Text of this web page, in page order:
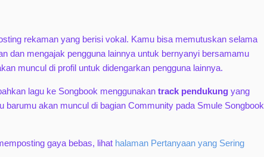
rekaman yang berisi vokal. Kamu bisa memutuskan selama
dan mengajak pengguna lainnya untuk bernyanyi bersamamu
muncul di profil untuk didengarkan pengguna lainnya.
lagu ke Songbook menggunakantrack pendukung yang
barumu akan muncul di bagian Community pada Smule Songbook
gaya bebas, lihat halaman Pertanyaan yang Sering